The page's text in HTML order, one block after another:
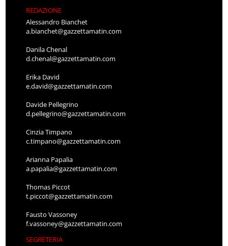
REDAZIONE
Alessandro Bianchet
a.bianchet@gazzettamatin.com
Danila Chenal
d.chenal@gazzettamatin.com
Erika David
e.david@gazzettamatin.com
Davide Pellegrino
d.pellegrino@gazzettamatin.com
Cinzia Timpano
c.timpano@gazzettamatin.com
Arianna Papalia
a.papalia@gazzettamatin.com
Thomas Piccot
t.piccot@gazzettamatin.com
Fausto Vassoney
f.vassoney@gazzettamatin.com
SEGRETERIA